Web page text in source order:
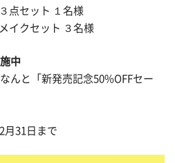
点セット １名様
イクセット ３名様
中
んと「新発売記念50%OFFセー
月31日まで